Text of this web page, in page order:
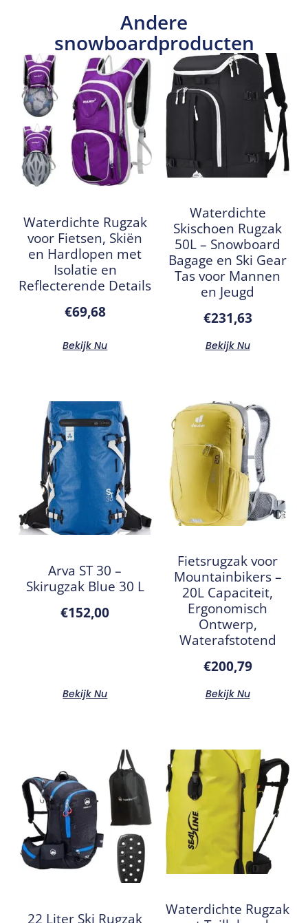
Andere
snowboardproducten
Waterdichte Rugzak
voor Fietsen, Skiën
en Hardlopen met
Isolatie en
Reflecterende Details
€69,68
Bekijk Nu
Waterdichte
Skischoen Rugzak
50L – Snowboard
Bagage en Ski Gear
Tas voor Mannen
en Jeugd
€231,63
Bekijk Nu
Arva ST 30 –
Skirugzak Blue 30 L
€152,00
Bekijk Nu
Fietsrugzak voor
Mountainbikers –
20L Capaciteit,
Ergonomisch
Ontwerp,
Waterafstotend
€200,79
Bekijk Nu
22 Liter Ski Rugzak
Waterdichte Rugzak